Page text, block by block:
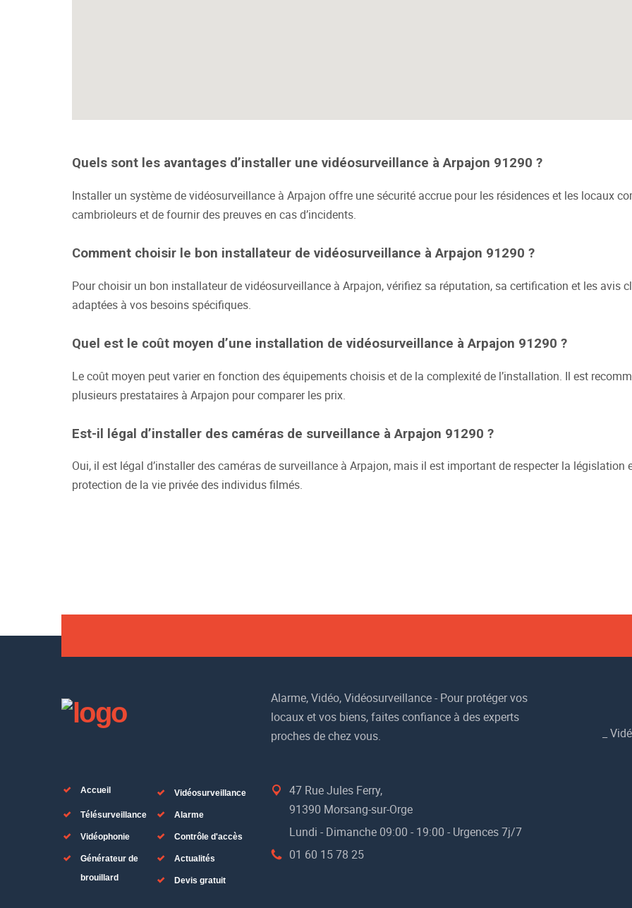
Quels sont les avantages d’installer une vidéosurveillance à Arpajon 91290 ?
Installer un système de vidéosurveillance à Arpajon offre une sécurité accrue pour les résidences et les locaux
cambrioleurs et de fournir des preuves en cas d’incidents.
Comment choisir le bon installateur de vidéosurveillance à Arpajon 91290 ?
Pour choisir un bon installateur de vidéosurveillance à Arpajon, vérifiez sa réputation, sa certification et les avis
adaptées à vos besoins spécifiques.
Quel est le coût moyen d’une installation de vidéosurveillance à Arpajon 91290 ?
Le coût moyen peut varier en fonction des équipements choisis et de la complexité de l’installation. Il est
plusieurs prestataires à Arpajon pour comparer les prix.
Est-il légal d’installer des caméras de surveillance à Arpajon 91290 ?
Oui, il est légal d’installer des caméras de surveillance à Arpajon, mais il est important de respecter la législation
protection de la vie privée des individus filmés.
Alarme, Vidéo, Vidéosurveillance - Pour protéger vos
locaux et vos biens, faites confiance à des experts
proches de chez vous.
Accueil Vidéosurveillance
Télésurveillance Alarme
Vidéophonie Contrôle d'accès
Générateur de
brouillard
Actualités
Devis gratuit
47 Rue Jules Ferry,
91390 Morsang-sur-Orge
Lundi - Dimanche 09:00 - 19:00 - Urgences 7j/7
01 60 15 78 25